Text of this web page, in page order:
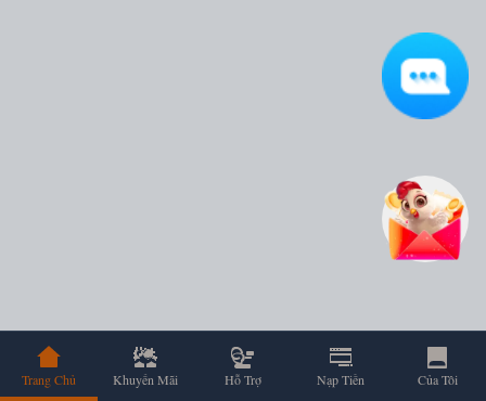
Trang Chủ Khuyến Mãi Hỗ Trợ Nạp Tiền Của Tôi